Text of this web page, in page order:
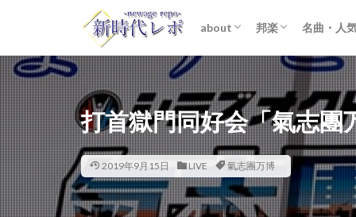
about
ライター紹介
プライバシーポリシー
免責事項
邦楽
STARTO
女性アイドル
K-POP
洋楽
名曲・人
おすす
歌詞考察
打首獄門同好会「氣志團
2019年9月15日 LIVE 氣志團万博